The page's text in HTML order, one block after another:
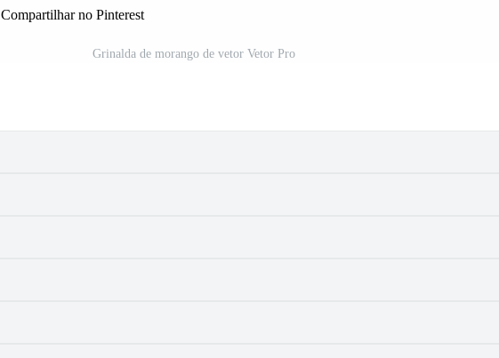
Compartilhar no Pinterest
Grinalda de morango de vetor Vetor Pro